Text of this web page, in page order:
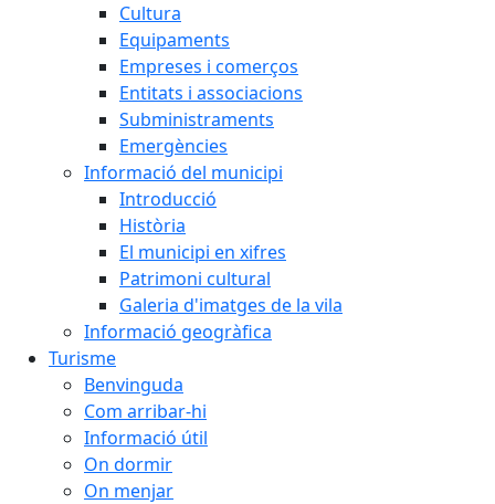
Cultura
Equipaments
Empreses i comerços
Entitats i associacions
Subministraments
Emergències
Informació del municipi
Introducció
Història
El municipi en xifres
Patrimoni cultural
Galeria d'imatges de la vila
Informació geogràfica
Turisme
Benvinguda
Com arribar-hi
Informació útil
On dormir
On menjar